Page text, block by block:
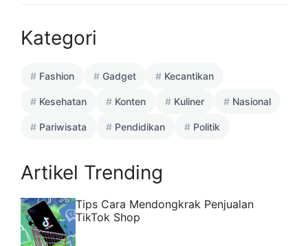
Kategori
Fashion Gadget Kecantikan
Kesehatan Konten Kuliner Nasional
Pariwisata Pendidikan Politik
Artikel Trending
Tips Cara Mendongkrak Penjualan
TikTok Shop